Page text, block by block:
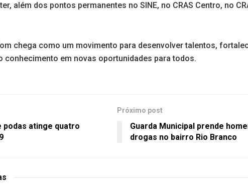
além dos pontos permanentes no SINE, no CRAS Centro, no
chega como um movimento para desenvolver talentos,
conhecimento em novas oportunidades para todos.
podas atinge quatro
Próximo post
Guarda Municipal prende
drogas no bairro Rio Branco